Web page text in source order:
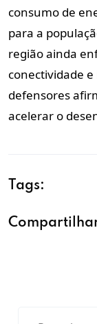
consumo de
para a
região ainda
conectividade
defensores
acelerar o
Tags: